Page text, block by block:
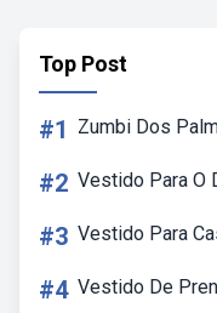
Top Post
#1 Zumbi Dos
#2 Vestido Para O
#3 Vestido Para
#4 Vestido De